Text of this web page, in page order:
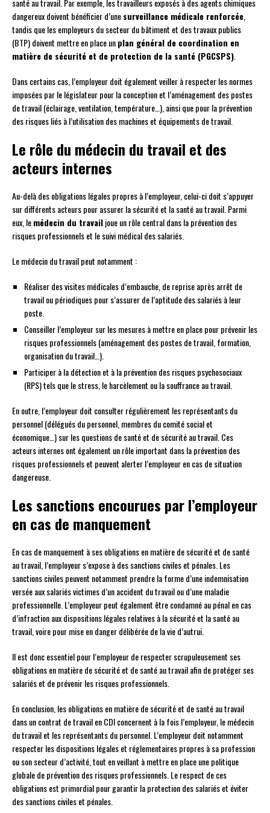
dangereux doivent bénéficier d’unesurveillance médicale renforcée
tandis que les employeurs du secteur du bâtiment et des travaux publics
(BTP) doivent mettre en place unplan général de coordination en
matière de sécurité et de protection de la santé (PGCSPS)
Dans certains cas, l’employeur doit également veiller à respecter les normes
imposées par le législateur pour la conception et l’aménagement des postes
de travail (éclairage, ventilation, température…), ainsi que pour la prévention
des risques liés à l’utilisation des machines et équipements de travail.
Le rôle du médecin du travail et des
acteurs internes
Au-delà des obligations légales propres à l’employeur, celui-ci doit s’appuyer
sur différents acteurs pour assurer la sécurité et la santé au travail. Parmi
eux, lemédecin du travailjoue un rôle central dans la prévention des
risques professionnels et le suivi médical des salariés.
Le médecin du travail peut notamment :
Réaliser des visites médicales d’embauche, de reprise après arrêt de
travail ou périodiques pour s’assurer de l’aptitude des salariés à leur
poste.
Conseiller l’employeur sur les mesures à mettre en place pour prévenir les
risques professionnels (aménagement des postes de travail, formation,
organisation du travail…).
Participer à la détection et à la prévention des risques psychosociaux
(RPS) tels que le stress, le harcèlement ou la souffrance au travail.
En outre, l’employeur doit consulter régulièrement les représentants du
personnel (délégués du personnel, membres du comité social et
économique…) sur les questions de santé et de sécurité au travail. Ces
acteurs internes ont également un rôle important dans la prévention des
risques professionnels et peuvent alerter l’employeur en cas de situation
dangereuse.
Les sanctions encourues par l’employeur
en cas de manquement
En cas de manquement à ses obligations en matière de sécurité et de santé
au travail, l’employeur s’expose à des sanctions civiles et pénales. Les
sanctions civiles peuvent notamment prendre la forme d’une indemnisation
versée aux salariés victimes d’un accident du travail ou d’une maladie
professionnelle. L’employeur peut également être condamné au pénal en cas
d’infraction aux dispositions légales relatives à la sécurité et la santé au
travail, voire pour mise en danger délibérée de la vie d’autrui.
Il est donc essentiel pour l’employeur de respecter scrupuleusement ses
obligations en matière de sécurité et de santé au travail afin de protéger ses
salariés et de prévenir les risques professionnels.
En conclusion, les obligations en matière de sécurité et de santé au travail
dans un contrat de travail en CDI concernent à la fois l’employeur, le médecin
du travail et les représentants du personnel. L’employeur doit notamment
respecter les dispositions légales et réglementaires propres à sa profession
ou son secteur d’activité, tout en veillant à mettre en place une politique
globale de prévention des risques professionnels. Le respect de ces
obligations est primordial pour garantir la protection des salariés et éviter
des sanctions civiles et pénales.